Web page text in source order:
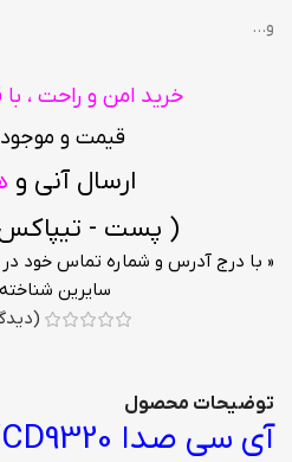
و…
خرید امن و راحت ،
قیمت و
ارسال آنی و
( پست - تیپاکس
« با درج آدرس و شماره تماس خود
سایرین
توضیحات محصول
آی سی صدا WCD9320